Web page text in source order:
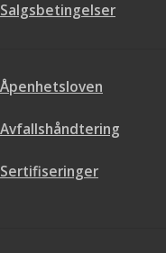
Salgsbetingelser
Åpenhetsloven
Avfallshåndtering
Sertifiseringer